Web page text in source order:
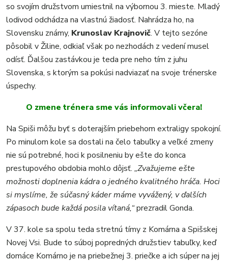
so svojím družstvom umiestnil na výbornou 3. mieste. Mladý
lodivod odchádza na vlastnú žiadosť. Nahrádza ho, na
Slovensku známy, Krunoslav Krajnovič. V tejto sezóne
pôsobil v Žiline, odkiaľ však po nezhodách z vedení musel
odísť. Ďalšou zastávkou je teda pre neho tím z juhu
Slovenska, s ktorým sa pokúsi nadviazať na svoje trénerske
úspechy.
O zmene trénera sme vás informovali včera!
Na Spiši môžu byť s doterajším priebehom extraligy spokojní.
Po minulom kole sa dostali na čelo tabuľky a veľké zmeny
nie sú potrebné, hoci k posilneniu by ešte do konca
prestupového obdobia mohlo dôjsť. „Zvažujeme ešte
možnosti doplnenia kádra o jedného kvalitného hráča. Hoci
si myslíme, že súčasný káder máme vyvážený, v ďalších
zápasoch bude každá posila vítaná,“prezradil Gonda.
V 37. kole sa spolu teda stretnú tímy z Komárna a Spišskej
Novej Vsi. Bude to súboj popredných družstiev tabuľky, keď
domáce Komárno je na priebežnej 3. priečke a ich súper na jej